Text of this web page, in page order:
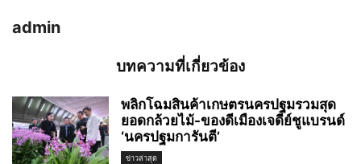
admin
บทความที่เกี่ยวข้อง
พลิกโฉมสินค้าเกษตรนครปฐมรวมสุด
ยอดกล้วยไม้-ของดีเมืองเจดีย์ชูแบรนด์
‘นครปฐมการันตี’
ข่าวล่าสุด